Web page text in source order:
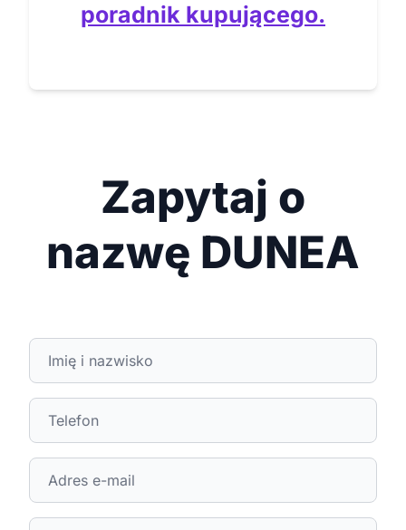
poradnik kupującego.
Zapytaj o
nazwę DUNEA